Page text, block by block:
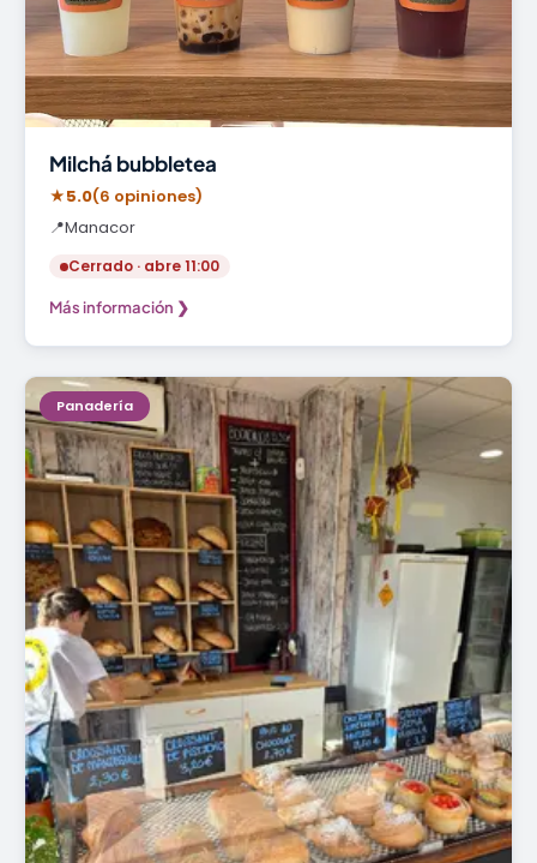
Milchá bubbletea
★5.0(6 opiniones)
📍Manacor
Cerrado · abre 11:00
Más información ❯
Panadería